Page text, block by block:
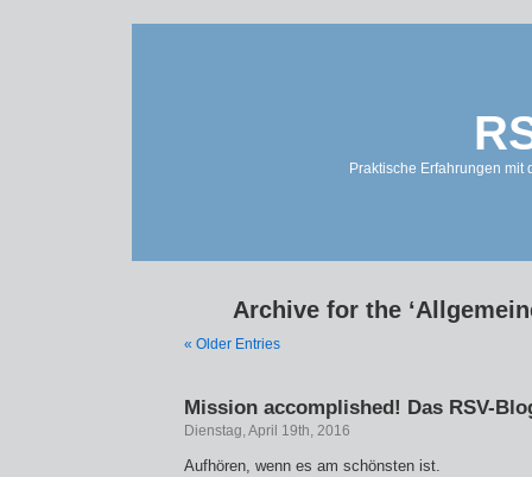
Praktische Erfahrungen
Archive for the
« Older Entries
Mission accomplished! Das RSV-
Dienstag, April 19th, 2016
Aufhören, wenn es am schönsten ist.